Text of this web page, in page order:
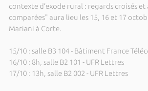
contexte d’exode rural : regards croisés
comparées" aura lieu les 15, 16 et 17
Mariani à Corte.
15/10 : salle B3 104 - Bâtiment France
16/10 : 8h, salle B2 101 - UFR Lettres
17/10 : 13h, salle B2 002 - UFR Lettres